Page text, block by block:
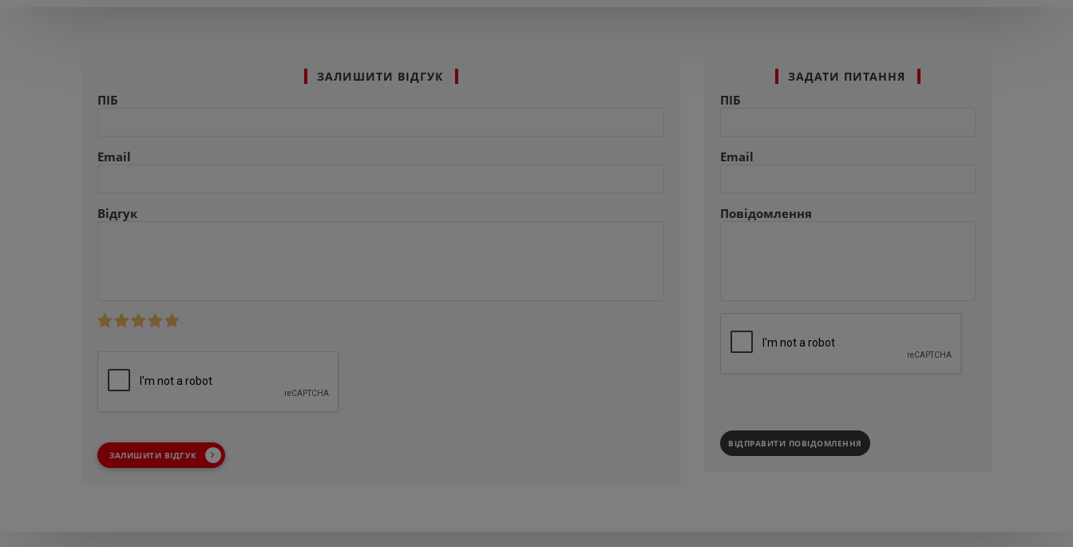
ЗАЛИШИТИ ВІДГУК
ПІБ
Email
Відгук
ЗАЛИШИТИ ВІДГУК
ЗАДАТИ ПИТАННЯ
ПІБ
Email
Повідомлення
ВІДПРАВИТИ ПОВІДОМЛЕННЯ